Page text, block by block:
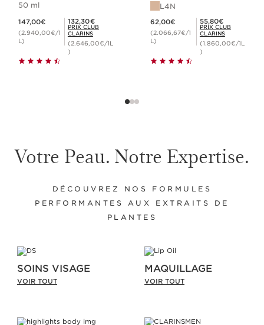
50 ml
147,00€
(2.940,00€/1
L)
Prix Club Clarins 132,30€
132,30€
PRIX CLUB
CLARINS
(2.646,00€/1L
)
L4N
62,00€
(2.066,67€/1
L)
Prix Club Clarins 55,80€
55,80€
PRIX CLUB
CLARINS
(1.860,00€/1L
)
Votre Peau. Notre Expertise.
DÉCOUVREZ NOS FORMULES
PERFORMANTES AUX EXTRAITS DE
PLANTES
SOINS VISAGE
VOIR TOUT
MAQUILLAGE
VOIR TOUT